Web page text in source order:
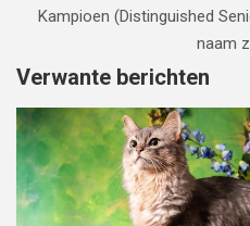
Kampioen (Distinguished
naam
Verwante berichten